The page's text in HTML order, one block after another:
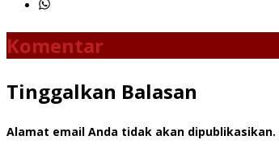
Komentar
Tinggalkan Balasan
Alamat email Anda tidak akan dipublikasikan.